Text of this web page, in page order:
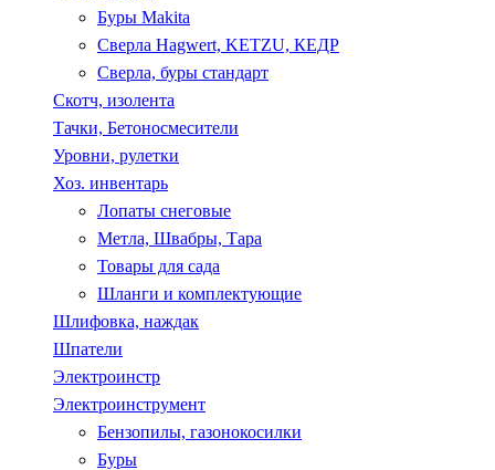
Буры Makita
Сверла Hagwert, KETZU, КЕДР
Сверла, буры стандарт
Скотч, изолента
Тачки, Бетоносмесители
Уровни, рулетки
Хоз. инвентарь
Лопаты снеговые
Метла, Швабры, Тара
Товары для сада
Шланги и комплектующие
Шлифовка, наждак
Шпатели
Электроинстр
Электроинструмент
Бензопилы, газонокосилки
Буры